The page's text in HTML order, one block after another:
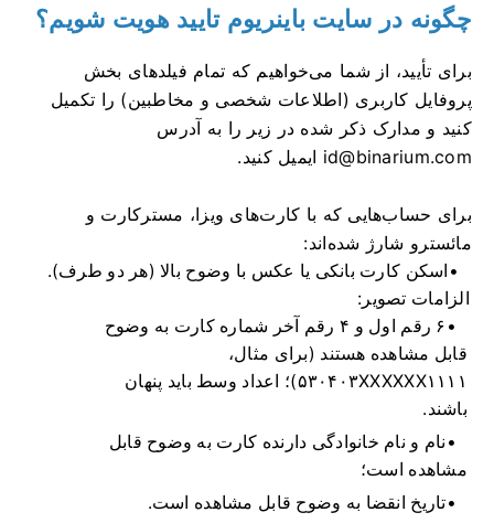
چگونه در سایت باینریوم تایید هویت شویم؟
برای تأیید، از شما می‌خواهیم که تمام فیلدهای بخش
پروفایل کاربری (اطلاعات شخصی و مخاطبین) را تکمیل
کنید و مدارک ذکر شده در زیر را به آدرس
id@binarium.com ایمیل کنید.
برای حساب‌هایی که با کارت‌های ویزا، مسترکارت و
مائسترو شارژ شده‌اند:
اسکن کارت بانکی یا عکس با وضوح بالا (هر دو طرف).
الزامات تصویر:
۶ رقم اول و ۴ رقم آخر شماره کارت به وضوح
قابل مشاهده هستند (برای مثال،
۵۳۰۴۰۳XXXXXX۱۱۱۱)؛ اعداد وسط باید پنهان
باشند.
نام و نام خانوادگی دارنده کارت به وضوح قابل
مشاهده است؛
تاریخ انقضا به وضوح قابل مشاهده است.